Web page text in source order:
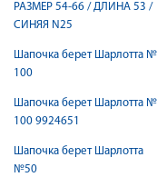
РАЗМЕР 54-66 / ДЛИНА 53 /
СИНЯЯ N25
Шапочка берет Шарлотта №
100
Шапочка берет Шарлотта №
100 9924651
Шапочка берет Шарлотта
№50